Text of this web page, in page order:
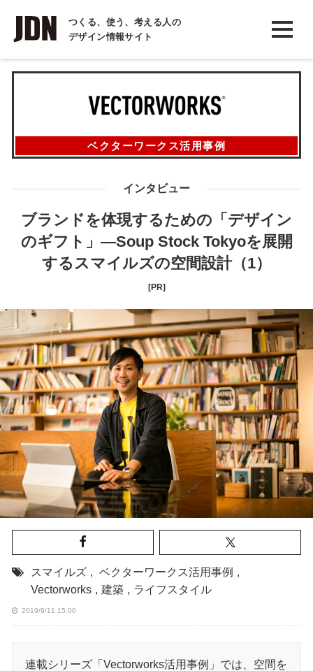
つくる、使う、考える人の
デザイン情報サイト
INTERVIEW
インタビュー
COLUMN
コラム
ベクターワークス活用事例
インタビュー
ブランドを体現するための「デザイン
のギフト」―Soup Stock Tokyoを展開
するスマイルズの空間設計（1）
[PR]
スマイルズ , ベクターワークス活用事例 ,
Vectorworks , 建築 , ライフスタイル
2019/9/11 15:00
連載シリーズ「Vectorworks活用事例」では、空間を